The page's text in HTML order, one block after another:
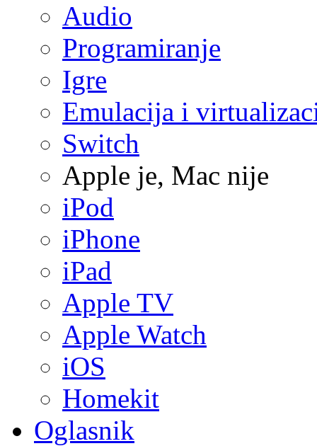
Audio
Programiranje
Igre
Emulacija i
Switch
Apple je, Mac nije
iPod
iPhone
iPad
Apple TV
Apple Watch
iOS
Homekit
Oglasnik